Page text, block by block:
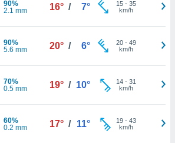
90%
2.1 mm
16° / 7° 15- 35
km/h
90%
5.6 mm
20° / 6° 20- 49
km/h
70%
0.5 mm
19° / 10° 14- 31
km/h
60%
0.2 mm
17° / 11° 19- 43
km/h